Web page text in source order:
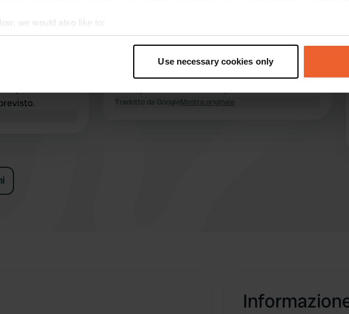
we would also like to:
information about your geographical location which can be accurate to within
more about how your personal data is processed and set your preferences in the
cookies to personalise content and ads, to provide social media features and to
about your use of our site with our social media, advertising and analytics
that you’ve provided to them or that they’ve collected from your use of their
Use necessary cookies only
personale
trovati
che merita
per cui ci
Campeggio fantastico! Se vi trovate qui, dovete
assolutamente visitare il vicino castello:
Château de la Mothe Chandeniers, 4 Route de
Tradotto da GoogleMostra originale